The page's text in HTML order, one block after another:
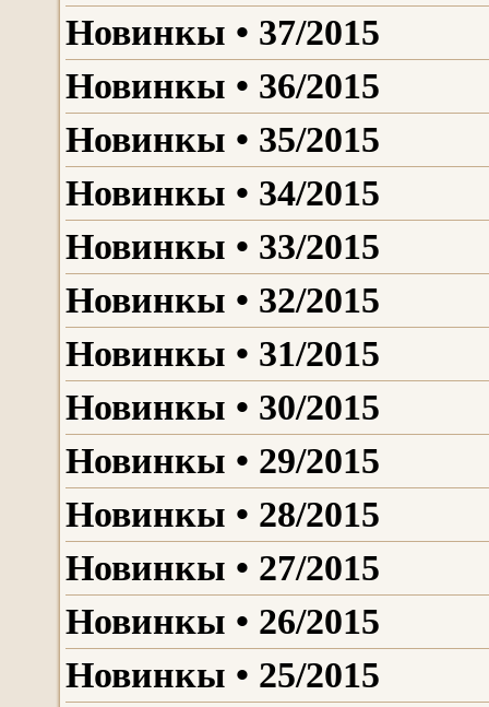
Новинкы • 37/2015
Новинкы • 36/2015
Новинкы • 35/2015
Новинкы • 34/2015
Новинкы • 33/2015
Новинкы • 32/2015
Новинкы • 31/2015
Новинкы • 30/2015
Новинкы • 29/2015
Новинкы • 28/2015
Новинкы • 27/2015
Новинкы • 26/2015
Новинкы • 25/2015